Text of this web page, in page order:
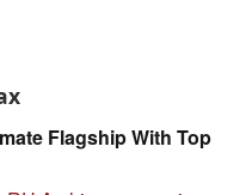
Flagship With Top